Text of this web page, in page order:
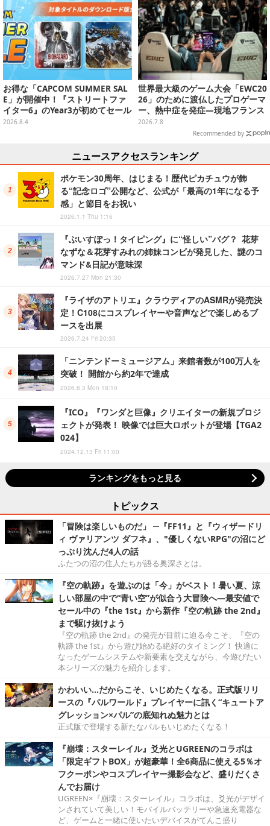
クエスト the DIVE -まだ見ぬ冒険
の舞台へ-」フォトレポート】
お得な「CAPCOM SUMMER SAL
E」が開催中！『ストリートファ
イター6』のYear3が初めてセール
対象に
2026.8.4
世界最大級のゲーム大会「EWC20
26」のために渡仏したプロゲーマ
ー、熱中症を発症―現地フランス
は記録的な熱波が続く
2026.7.8
Recommended by
ニュースアクセスランキング
ポケモン30周年、はじまる！歴代ピカチュウが飾
る“記念ロゴ”公開など、公式が「最高の1年になる予
感」と節目をお祝い
2026.1.1 Thu 1:16
『ぶいすぽっ！タイピング』に“怪しい”バグ？ 花芽
なずな＆花芽すみれの姉妹コンビが発見した、謎のコ
マンド&日記が意味深
2026.7.27 Mon 21:30
『ライザのアトリエ』クラウディアのASMRが発売決
定！C108にコスプレイヤーや音声などで楽しめるブ
ースを出展
2026.7.24 Fri 20:35
「ニンテンドーミュージアム」来館者数が100万人を
突破！ 開館から約2年で達成
2026.8.3 Mon 18:10
『ICO』『ワンダと巨像』クリエイターの新規プロジ
ェクトが発表！ 映像では巨大ロボットが登場【TGA2
024】
2024.12.13 Fri 11:00
ランキングをもっと見る
トピックス
「冒険は楽しいものだ」 ─『FF11』と『ウィザードリ
ィ ヴァリアンツ ダフネ』、"優しくないRPG"の沼にど
っぷり沈んだ4人の話
ふたつの沼の住人たちが語る奥深さとは。
『空の軌跡』を遊ぶのは「今」がベスト！暑い夏、涼
しい部屋の中で“青い空”が似合う大冒険へ―最安値で
セール中の『the 1st』から新作『空の軌跡 the 2nd』
まで駆け抜けよう
『空の軌跡 the 2nd』の発売が目前に迫る今こそ、『空の
軌跡 the 1st』から遊び始める絶好のタイミング！ 快適に
なったゲームシステムや新要素を交えながら、今遊びたい
本シリーズの魅力を紹介します。
かわいい…だからこそ、いじめたくなる。正式版リリ
ースの『パルワールド』プレイヤーに訊く“キュートア
グレッション×パル”の底知れぬ魅力とは
正式版で登場する新たなパルもいじめたくなる！
『崩壊：スターレイル』爻光とUGREENのコラボは
「限定ギフトBOX」が超豪華！全6商品に使える5％オ
フクーポンやコスプレイヤー撮影会など、盛りだくさ
んでお届け
UGREEN×『崩壊：スターレイル』コラボは、爻光がデザイ
ンされていて美しい！モバイルバッテリーや急速充電器な
ど、ゲームと一緒に使いたいデバイスがてんこ盛り